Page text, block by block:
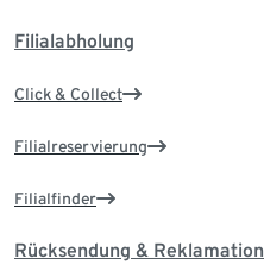
Filialabholung
Click & Collect
Filialreservierung
Filialfinder
Rücksendung & Reklamation